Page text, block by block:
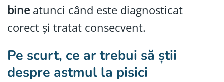
bineatunci când este diagnosticat
corect și tratat consecvent.
Pe scurt, ce ar trebui să știi
despre astmul la pisici